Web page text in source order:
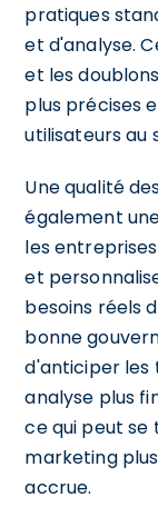
pratiques
et d'analyse.
et les
plus précises
utilisateurs au
Une qualité
également
les
et
besoins réels
bonne
d'anticiper les
analyse plus
ce qui peut
marketing
accrue.